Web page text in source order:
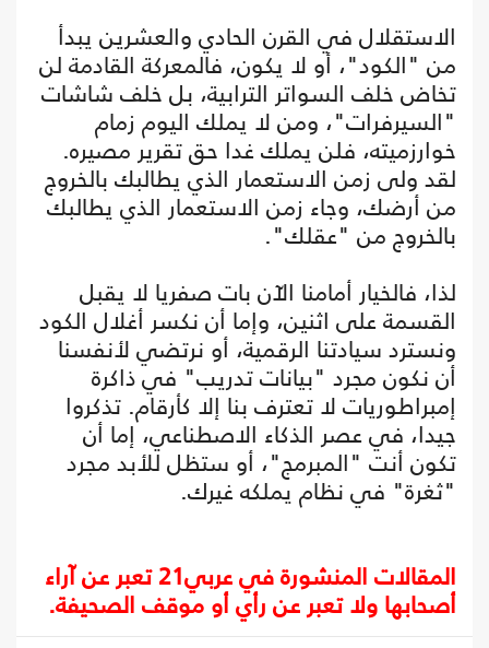
الاستقلال في القرن الحادي والعشرين يبدأ
من "الكود"، أو لا يكون، فالمعركة القادمة لن
تخاض خلف السواتر الترابية، بل خلف شاشات
"السيرفرات"، ومن لا يملك اليوم زمام
خوارزميته، فلن يملك غدا حق تقرير مصيره.
لقد ولى زمن الاستعمار الذي يطالبك بالخروج
من أرضك، وجاء زمن الاستعمار الذي يطالبك
بالخروج من "عقلك".
لذا، فالخيار أمامنا الآن بات صفريا لا يقبل
القسمة على اثنين، وإما أن نكسر أغلال الكود
ونسترد سيادتنا الرقمية، أو نرتضي لأنفسنا
أن نكون مجرد "بيانات تدريب" في ذاكرة
إمبراطوريات لا تعترف بنا إلا كأرقام. تذكروا
جيدا، في عصر الذكاء الاصطناعي، إما أن
تكون أنت "المبرمج"، أو ستظل للأبد مجرد
"ثغرة" في نظام يملكه غيرك.
المقالات المنشورة في عربي21 تعبر عن آراء
أصحابها ولا تعبر عن رأي أو موقف الصحيفة.